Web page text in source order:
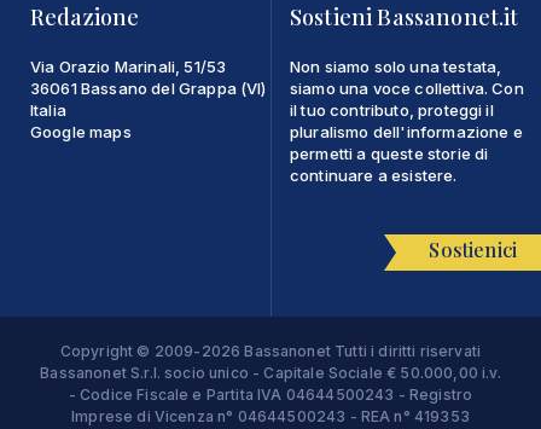
Redazione
Via Orazio Marinali, 51/53
36061 Bassano del Grappa (VI)
Italia
Google maps
Sostieni Bassanonet.it
Non siamo solo una testata,
siamo una voce collettiva. Con
il tuo contributo, proteggi il
pluralismo dell'informazione e
permetti a queste storie di
continuare a esistere.
Sostienici
Copyright © 2009-2026 Bassanonet Tutti i diritti riservati
Bassanonet S.r.l. socio unico - Capitale Sociale € 50.000,00 i.v.
- Codice Fiscale e Partita IVA 04644500243 - Registro
Imprese di Vicenza n° 04644500243 - REA n° 419353